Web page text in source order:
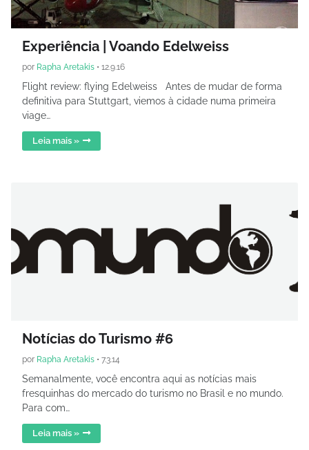
Experiência | Voando Edelweiss
por Rapha Aretakis • 12.9.16
Flight review: flying Edelweiss Antes de mudar de forma
definitiva para Stuttgart, viemos à cidade numa primeira
viage…
Leia mais »
Notícias do Turismo #6
por Rapha Aretakis • 7.3.14
Semanalmente, você encontra aqui as notícias mais
fresquinhas do mercado do turismo no Brasil e no mundo.
Para com…
Leia mais »